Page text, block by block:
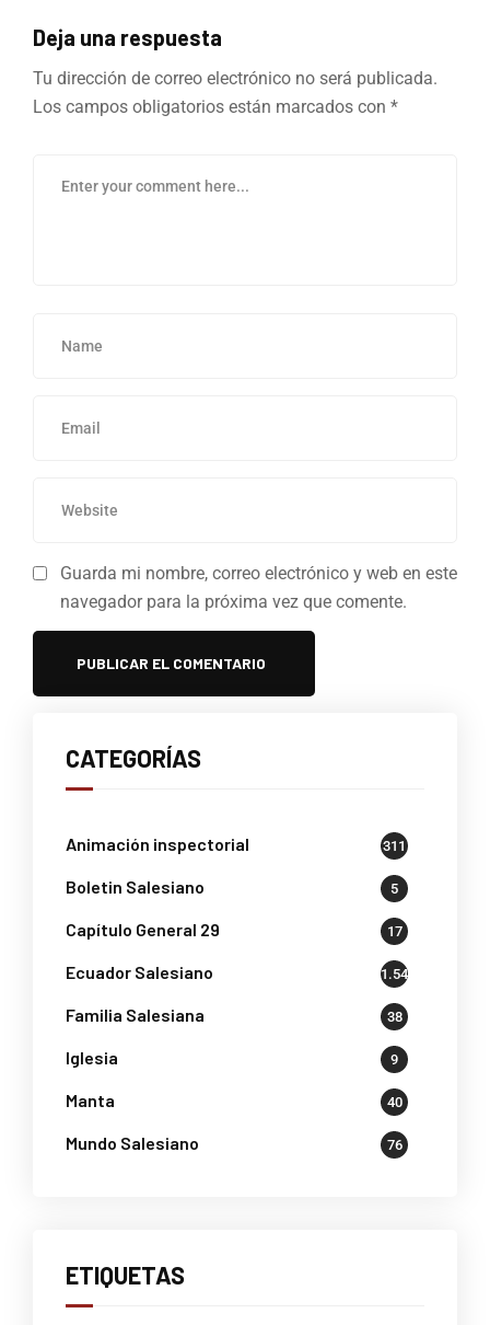
Deja una respuesta
Tu dirección de correo electrónico no será publicada.
Los campos obligatorios están marcados con *
Guarda mi nombre, correo electrónico y web en este
navegador para la próxima vez que comente.
CATEGORÍAS
Animación inspectorial 311
Boletin Salesiano 5
Capítulo General 29 17
Ecuador Salesiano 1.541
Familia Salesiana 38
Iglesia 9
Manta 40
Mundo Salesiano 76
ETIQUETAS